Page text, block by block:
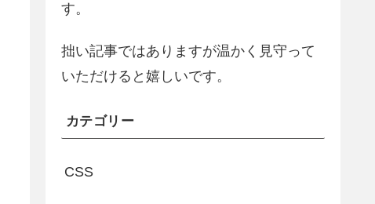
す。
拙い記事ではありますが温かく見守って
いただけると嬉しいです。
カテゴリー
CSS